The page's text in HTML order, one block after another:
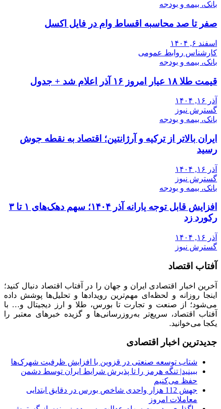
بانک، بیمه و بودجه
صفر تا صد محاسبه اقساط وام در فایل اکسل
اسفند ۶, ۱۴۰۴
کارشناس روابط عمومی
بانک، بیمه و بودجه
قیمت طلا ۱۸ عیار امروز ۱۶ آذر اعلام شد + جدول
آذر ۱۶, ۱۴۰۴
گسترش نیوز
بانک، بیمه و بودجه
ایران بالاتر از ترکیه و آرژانتین؛ اقتصاد به نقطه جوش
رسید
آذر ۱۶, ۱۴۰۴
گسترش نیوز
بانک، بیمه و بودجه
افزایش قابل توجه یارانه آذر ۱۴۰۴؛ سهم دهک‌های ۱ تا ۳
رکورد زد
آذر ۱۶, ۱۴۰۴
گسترش نیوز
آفتاب اقتصاد
آخرین اخبار اقتصادی ایران و جهان را در آفتاب اقتصاد دنبال کنید؛
اینجا روزانه و لحظه‌ای مهم‌ترین رویدادها و تحلیل‌ها پوشش داده
می‌شود؛ از صنعت و تجارت تا بورس، طلا و ارز دیجیتال و… با
آفتاب اقتصاد، سریع‌تر به‌روزرسانی‌ها و گزیده خبرهای معتبر را
یکجا می‌خوانید.
جدیدترین اخبار اقتصادی
شتاب توسعه صنعتی در قزوین با افزایش ظرفیت شهرک‌ها
ببینید| تنگه هرمز را تا پذیرش شرایط ایران توسط دشمن
حفظ می‌کنیم
جهش 112 هزار واحدی شاخص بورس در دقایق ابتدایی
معاملات امروز